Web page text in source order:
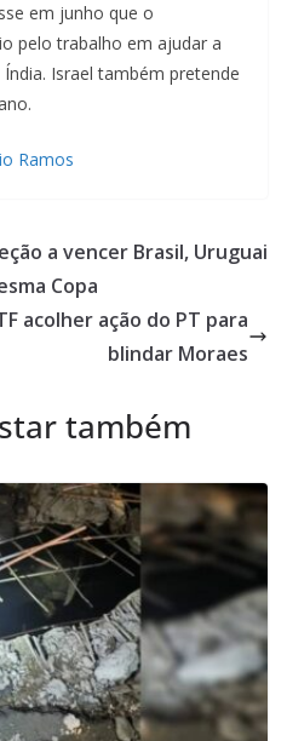
em junho que o
pelo trabalho em ajudar a
Israel também pretende
Ramos
a vencer Brasil, Uruguai
Copa
acolher ação do PT para
blindar Moraes
também